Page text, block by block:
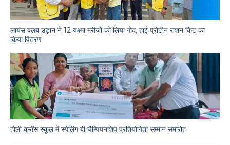
लायंस क्लब उड़ान ने 12 यक्ष्मा मरीजों को लिया गोद, हाई प्रोटीन राशन किट का
किया वितरण
होली क्रॉस स्कूल में स्पेलिंग बी चैम्पियनशिप प्रतियोगिता सम्मान समारोह